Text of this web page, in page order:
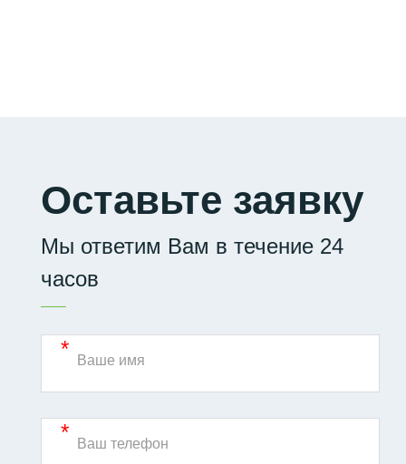
Оставьте заявку
Мы ответим Вам в течение 24
часов
*
*